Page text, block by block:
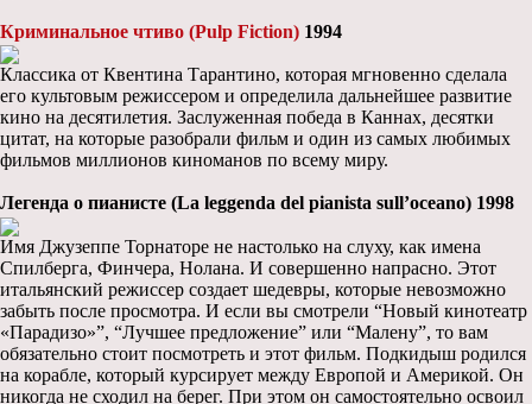
Криминальное чтиво (Pulp Fiction) 1994
Классика от Квентина Тарантино, которая мгновенно сделала
его культовым режиссером и определила дальнейшее развитие
кино на десятилетия. Заслуженная победа в Каннах, десятки
цитат, на которые разобрали фильм и один из самых любимых
фильмов миллионов киноманов по всему миру.
Легенда о пианисте (La leggenda del pianista sull’oceano) 1998
Имя Джузеппе Торнаторе не настолько на слуху, как имена
Спилберга, Финчера, Нолана. И совершенно напрасно. Этот
итальянский режиссер создает шедевры, которые невозможно
забыть после просмотра. И если вы смотрели “Новый кинотеатр
«Парадизо»”, “Лучшее предложение” или “Малену”, то вам
обязательно стоит посмотреть и этот фильм. Подкидыш родился
на корабле, который курсирует между Европой и Америкой. Он
никогда не сходил на берег. При этом он самостоятельно освоил